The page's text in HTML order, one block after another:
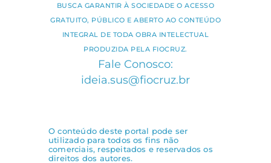
BUSCA GARANTIR À SOCIEDADE O ACESSO
GRATUITO, PÚBLICO E ABERTO AO CONTEÚDO
INTEGRAL DE TODA OBRA INTELECTUAL
PRODUZIDA PELA FIOCRUZ.
Fale Conosco:
ideia.sus@fiocruz.br
O conteúdo deste portal pode ser
utilizado para todos os fins não
comerciais, respeitados e reservados os
direitos dos autores.